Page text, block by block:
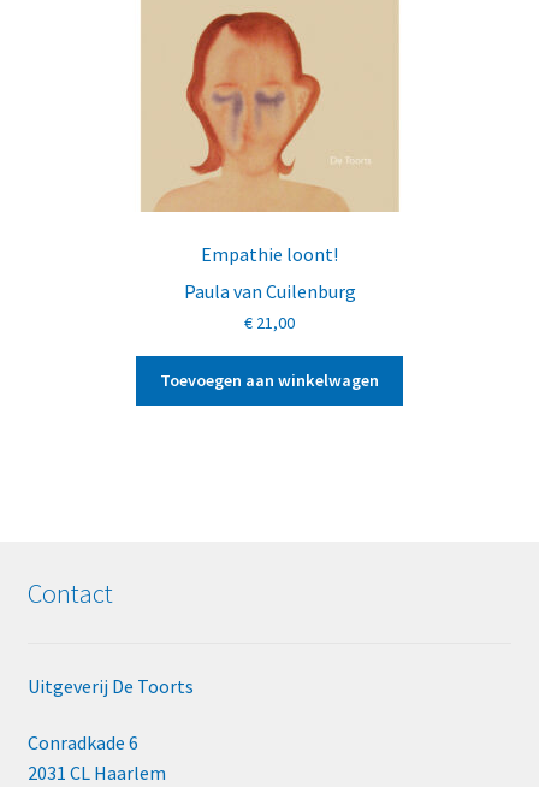
Empathie loont!
Paula van Cuilenburg
€ 21,00
Toevoegen aan winkelwagen
Contact
Uitgeverij De Toorts
Conradkade 6
2031 CL Haarlem